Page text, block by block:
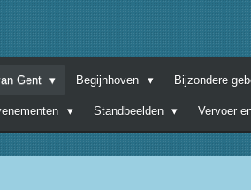
Gent Begijnhoven Bijzondere
Standbeelden Vervoer